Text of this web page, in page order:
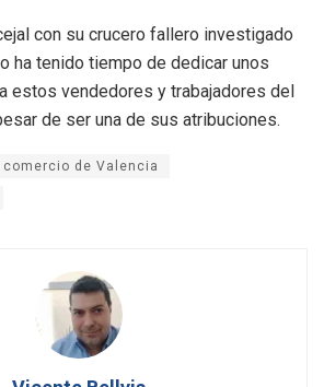
con su crucero fallero investigado
ha tenido tiempo de dedicar unos
estos vendedores y trabajadores del
de ser una de sus atribuciones.
comercio de Valencia